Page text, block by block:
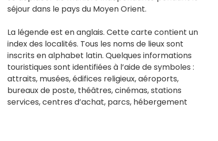
séjour dans le pays du Moyen Orient.
La légende est en anglais. Cette carte contient un
index des localités. Tous les noms de lieux sont
inscrits en alphabet latin. Quelques informations
touristiques sont identifiées à l’aide de symboles :
attraits, musées, édifices religieux, aéroports,
bureaux de poste, théâtres, cinémas, stations
services, centres d’achat, parcs, hébergement